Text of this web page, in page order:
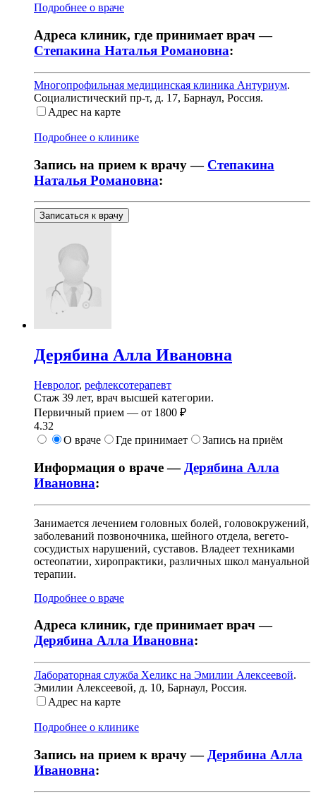
Подробнее о враче
Адреса клиник, где принимает врач —
Степакина Наталья Романовна:
Многопрофильная медицинская клиника Антуриум.
Социалистический пр-т, д. 17, Барнаул, Россия.
Адрес на карте
Подробнее о клинике
Запись на прием к врачу — Степакина
Наталья Романовна:
Записаться к врачу
Дерябина Алла Ивановна
Невролог, рефлексотерапевт
Стаж 39 лет, врач высшей категории.
Первичный прием — от 1800 ₽
4.32
О враче
Где принимает Запись на приём
Информация о враче — Дерябина Алла
Ивановна:
Занимается лечением головных болей, головокружений,
заболеваний позвоночника, шейного отдела, вегето-
сосудистых нарушений, суставов. Владеет техниками
остеопатии, хиропрактики, различных школ мануальной
терапии.
Подробнее о враче
Адреса клиник, где принимает врач —
Дерябина Алла Ивановна:
Лабораторная служба Хеликс на Эмилии Алексеевой.
Эмилии Алексеевой, д. 10, Барнаул, Россия.
Адрес на карте
Подробнее о клинике
Запись на прием к врачу — Дерябина Алла
Ивановна: